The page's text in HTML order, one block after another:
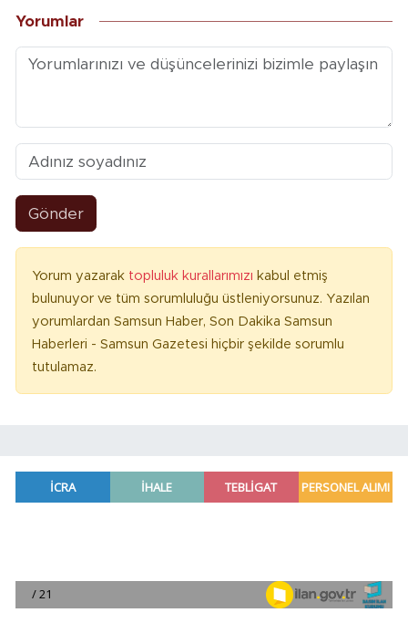
Yorumlar
Gönder
Yorum yazarak topluluk kurallarımızı kabul etmiş
bulunuyor ve tüm sorumluluğu üstleniyorsunuz. Yazılan
yorumlardan Samsun Haber, Son Dakika Samsun
Haberleri - Samsun Gazetesi hiçbir şekilde sorumlu
tutulamaz.